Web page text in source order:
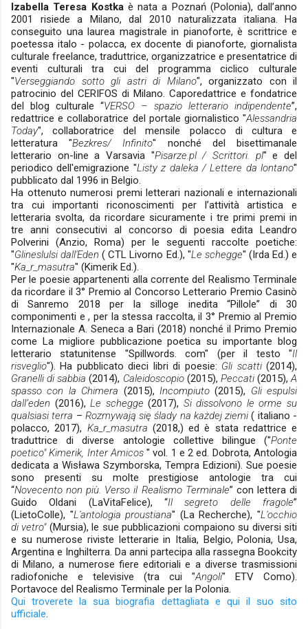
Izabella Teresa Kostkaè nata a Poznań (Polonia), dall’anno
2001 risiede a Milano, dal 2010 naturalizzata italiana. Ha
conseguito una laurea magistrale in pianoforte, è scrittrice e
poetessa italo - polacca, ex docente di pianoforte, giornalista
culturale freelance, traduttrice, organizzatrice e presentatrice di
eventi culturali tra cui del programma ciclico culturale
"Verseggiando sotto gli astri di Milano", organizzato con il
patrocinio del CERIFOS di Milano. Caporedattrice e fondatrice
del blog culturale “VERSO – spazio letterario indipendente”,
redattrice e collaboratrice del portale giornalistico "Alessandria
Today", collaboratrice del mensile polacco di cultura e
letteratura "Bezkres/ Infinito" nonché del bisettimanale
letterario on-line a Varsavia "Pisarze.pl / Scrittori. pl" e del
periodico dell'emigrazione "Listy z daleka / Lettere da lontano"
pubblicato dal 1996 in Belgio.
Ha ottenuto numerosi premi letterari nazionali e internazionali
tra cui importanti riconoscimenti per l’attività artistica e
letteraria svolta, da ricordare sicuramente i tre primi premi in
tre anni consecutivi al concorso di poesia edita Leandro
Polverini (Anzio, Roma) per le seguenti raccolte poetiche:
"Glineslulsi dall'Eden ( CTL Livorno Ed.), "Le schegge" (Irda Ed.) e
"Ka_r_masutra" (Kimerik Ed.).
Per le poesie appartenenti alla corrente del Realismo Terminale
da ricordare il 3° Premio al Concorso Letterario Premio Casinò
di Sanremo 2018 per la silloge inedita “Pillole” di 30
componimenti e , per la stessa raccolta, il 3° Premio al Premio
Internazionale A. Seneca a Bari (2018) nonché il Primo Premio
come La migliore pubblicazione poetica su importante blog
letterario statunitense "Spillwords. com" (per il testo "Il
risveglio"). Ha pubblicato dieci libri di poesie: Gli scatti(2014),
Granelli di sabbia(2014), Caleidoscopio(2015), Peccati(2015),A
spasso con la Chimera (2015), Incompiuto(2015), Gli espulsi
dall’eden (2016),Le schegge (2017), Si dissolvono le orme su
qualsiasi terra – Rozmywają się ślady na każdej ziemi( italiano -
polacco, 2017), Ka_r_masutra (2018,) ed è stata redattrice e
traduttrice di diverse antologie collettive bilingue ("Ponte
poetico" Kimerik, Inter Amicos" vol. 1 e 2 ed. Dobrota, Antologia
dedicata a Wisława Szymborska, Tempra Edizioni). Sue poesie
sono presenti su molte prestigiose antologie tra cui
“Novecento non più. Verso il Realismo Terminale” con lettera di
Guido Oldani (LaVitaFelice), “Il segreto delle fragole”
(LietoColle), "L'antologia proustiana" (La Recherche), "L'occhio
di vetro"(Mursia), le sue pubblicazioni compaiono su diversi siti
e su numerose riviste letterarie in Italia, Belgio, Polonia, Usa,
Argentina e Inghilterra. Da anni partecipa alla rassegna Bookcity
di Milano, a numerose fiere editoriali e a diverse trasmissioni
radiofoniche e televisive (tra cui "Angoli" ETV Como).
Portavoce del Realismo Terminale per la Polonia.
Qui troverete la sua biografia dettagliata e qui il suo sito
ufficiale.